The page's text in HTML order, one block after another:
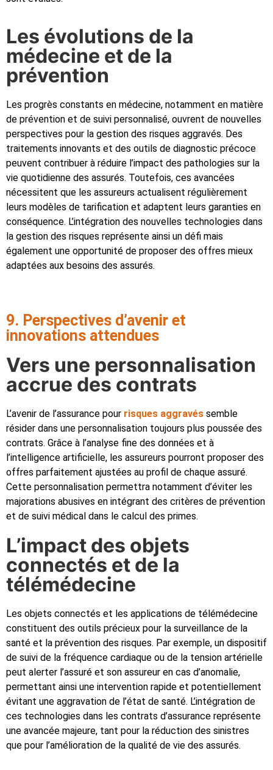
Les évolutions de la
médecine et de la
prévention
Les progrès constants en médecine, notamment en matière
de prévention et de suivi personnalisé, ouvrent de nouvelles
perspectives pour la gestion des risques aggravés. Des
traitements innovants et des outils de diagnostic précoce
peuvent contribuer à réduire l’impact des pathologies sur la
vie quotidienne des assurés. Toutefois, ces avancées
nécessitent que les assureurs actualisent régulièrement
leurs modèles de tarification et adaptent leurs garanties en
conséquence. L’intégration des nouvelles technologies dans
la gestion des risques représente ainsi un défi mais
également une opportunité de proposer des offres mieux
adaptées aux besoins des assurés.
9. Perspectives d’avenir et
innovations attendues
Vers une personnalisation
accrue des contrats
L’avenir de l’assurance pour risques aggravés semble
résider dans une personnalisation toujours plus poussée des
contrats. Grâce à l’analyse fine des données et à
l’intelligence artificielle, les assureurs pourront proposer des
offres parfaitement ajustées au profil de chaque assuré.
Cette personnalisation permettra notamment d’éviter les
majorations abusives en intégrant des critères de prévention
et de suivi médical dans le calcul des primes.
L’impact des objets
connectés et de la
télémédecine
Les objets connectés et les applications de télémédecine
constituent des outils précieux pour la surveillance de la
santé et la prévention des risques. Par exemple, un dispositif
de suivi de la fréquence cardiaque ou de la tension artérielle
peut alerter l’assuré et son assureur en cas d’anomalie,
permettant ainsi une intervention rapide et potentiellement
évitant une aggravation de l’état de santé. L’intégration de
ces technologies dans les contrats d’assurance représente
une avancée majeure, tant pour la réduction des sinistres
que pour l’amélioration de la qualité de vie des assurés.